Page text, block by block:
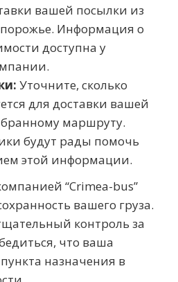
вашей посылки из
Информация о
доступна у
Уточните, сколько
для доставки вашей
маршруту.
будут рады помочь
этой информации.
“Crimea-bus”
вашего груза.
контроль за
что ваша
назначения в